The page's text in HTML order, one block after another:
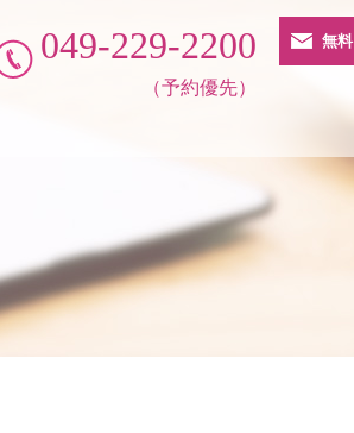
無
049-229-2200
（予約優先）